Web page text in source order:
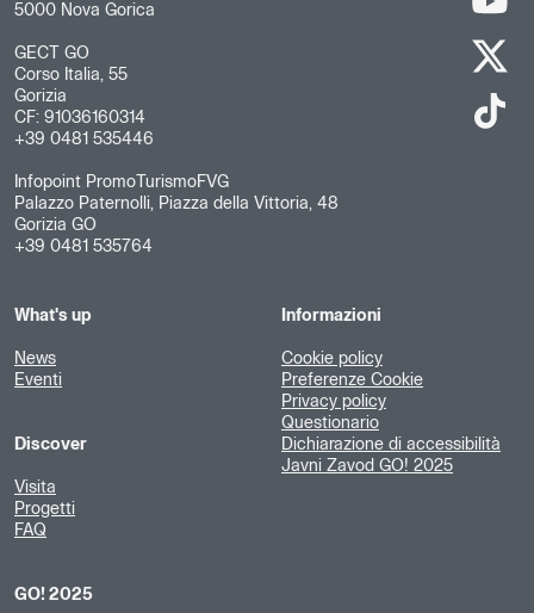
5000 Nova Gorica
GECT GO
Corso Italia, 55
Gorizia
CF: 91036160314
+39 0481 535446
Infopoint PromoTurismoFVG
Palazzo Paternolli, Piazza della Vittoria, 48
Gorizia GO
+39 0481 535764
What's up
News
Eventi
Discover
Visita
Progetti
FAQ
GO! 2025
Informazioni
Cookie policy
Preferenze Cookie
Privacy policy
Questionario
Dichiarazione di accessibilità
Javni Zavod GO! 2025